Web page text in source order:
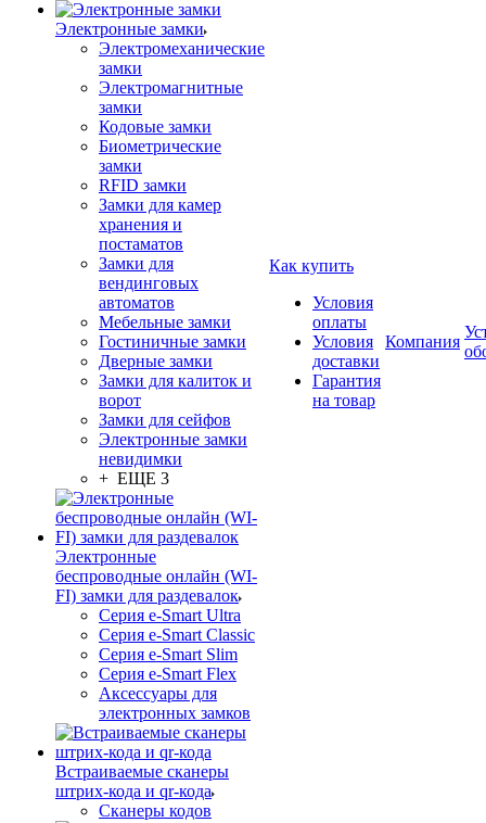
Электронные замки
Электромеханические
замки
Электромагнитные
замки
Кодовые замки
Биометрические
замки
RFID замки
Замки для камер
хранения и
постаматов
Замки для
вендинговых
автоматов
Мебельные замки
Гостиничные замки
Дверные замки
Замки для калиток и
ворот
Замки для сейфов
Электронные замки
невидимки
+ ЕЩЕ 3
Электронные
беспроводные онлайн (WI-
FI) замки для раздевалок
Серия e-Smart Ultra
Серия e-Smart Classic
Серия e-Smart Slim
Серия e-Smart Flex
Аксессуары для
электронных замков
Встраиваемые сканеры
штрих-кода и qr-кода
Сканеры кодов
Как купить
Условия
оплаты
Условия
доставки
Гарантия
на товар
Компания